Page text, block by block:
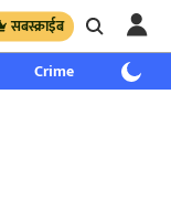
सबस्क्राईब
Crime साप्ताहिक